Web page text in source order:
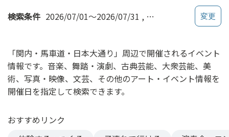
の
へ
ス
検索条件 2026/07/01～2026/07/31 関内・馬車道・日本
「関内・馬車道・日本大通り」周辺で開催されるイベント
情報です。音楽、舞踏・演劇、古典芸能、大衆芸能、美
術、写真・映像、文芸、その他のアート・イベント情報を
開催日を指定して検索できます。
おすすめリンク